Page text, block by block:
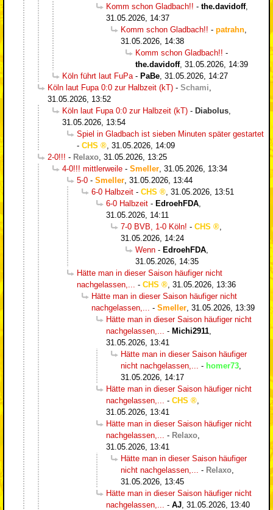
Komm schon Gladbach!! - the.davidoff,
31.05.2026, 14:37
Komm schon Gladbach!! - patrahn
31.05.2026, 14:38
Komm schon Gladbach!! -
the.davidoff, 31.05.2026, 14:39
Köln führt laut FuPa - PaBe 31.05.2026, 14:27
Köln laut Fupa 0:0 zur Halbzeit (kT) - Schami
31.05.2026, 13:52
Köln laut Fupa 0:0 zur Halbzeit (kT) - Diabolus
31.05.2026, 13:54
Spiel in Gladbach ist sieben Minuten später gestartet
- CHS
31.05.2026, 14:09
2-0!!! - Relaxo 31.05.2026, 13:25
4-0!!! mittlerweile - Smeller 31.05.2026, 13:34
5-0 - Smeller 31.05.2026, 13:44
6-0 Halbzeit - CHS
31.05.2026, 13:51
6-0 Halbzeit - EdroehFDA
31.05.2026, 14:11
7-0 BVB, 1-0 Köln! - CHS
31.05.2026, 14:24
Wenn - EdroehFDA
31.05.2026, 14:35
Hätte man in dieser Saison häufiger nicht
nachgelassen,...
- CHS
31.05.2026, 13:36
Hätte man in dieser Saison häufiger nicht
nachgelassen,...
- Smeller 31.05.2026, 13:39
Hätte man in dieser Saison häufiger nicht
nachgelassen,...
- Michi2911
31.05.2026, 13:41
Hätte man in dieser Saison häufiger
nicht nachgelassen,...
- homer73
31.05.2026, 14:17
Hätte man in dieser Saison häufiger nicht
nachgelassen,...
- CHS
31.05.2026, 13:41
Hätte man in dieser Saison häufiger nicht
nachgelassen,...
- Relaxo
31.05.2026, 13:41
Hätte man in dieser Saison häufiger
nicht nachgelassen,...
- Relaxo
31.05.2026, 13:45
Hätte man in dieser Saison häufiger nicht
nachgelassen,...
- AJ 31.05.2026, 13:40